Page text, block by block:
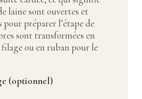
laine sont ouvertes et
pour préparer l’étape de
sont transformées en
ou en ruban pour le
(optionnel)